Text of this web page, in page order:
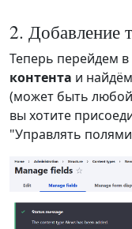
2. Добавление
Теперь перейдем в
контента и
(может быть любой
вы хотите
"Управлять